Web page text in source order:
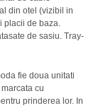
din otel (vizibil in
placii de baza.
de sasiu. Tray-
fie doua unitati
cu
prinderea lor. In